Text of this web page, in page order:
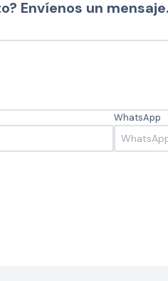
Envíenos un mensaje.
WhatsApp